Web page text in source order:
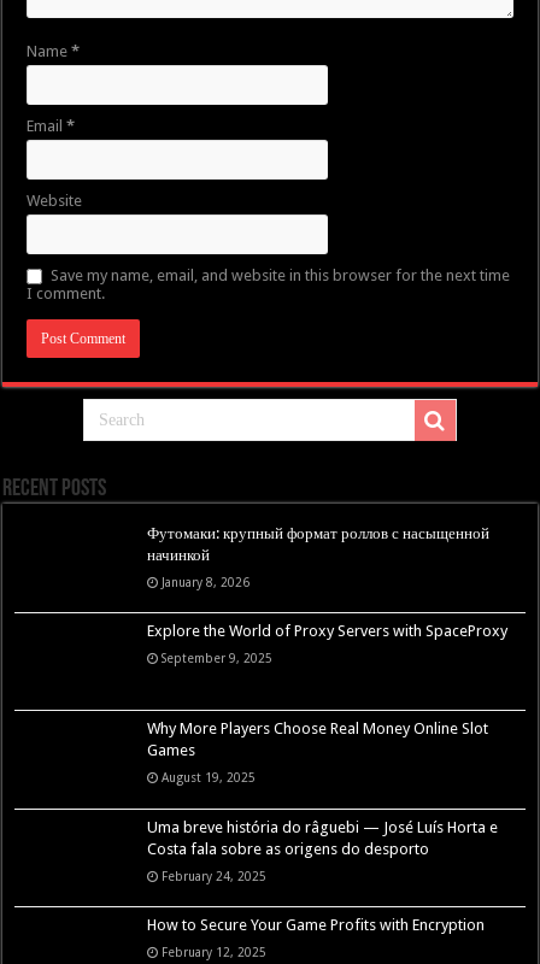
Name*
Email*
Website
Save my name, email, and website in this browser for the next time
I comment.
Recent Posts
Футомаки: крупный формат роллов с насыщенной
начинкой
January 8, 2026
Explore the World of Proxy Servers with SpaceProxy
September 9, 2025
Why More Players Choose Real Money Online Slot
Games
August 19, 2025
Uma breve história do râguebi — José Luís Horta e
Costa fala sobre as origens do desporto
February 24, 2025
How to Secure Your Game Profits with Encryption
February 12, 2025